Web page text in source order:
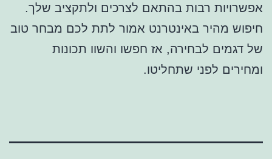
אפשרויות רבות בהתאם לצרכים ולתקציב שלך.
חיפוש מהיר באינטרנט אמור לתת לכם מבחר טוב
של דגמים לבחירה, אז חפשו והשוו תכונות
ומחירים לפני שתחליטו.